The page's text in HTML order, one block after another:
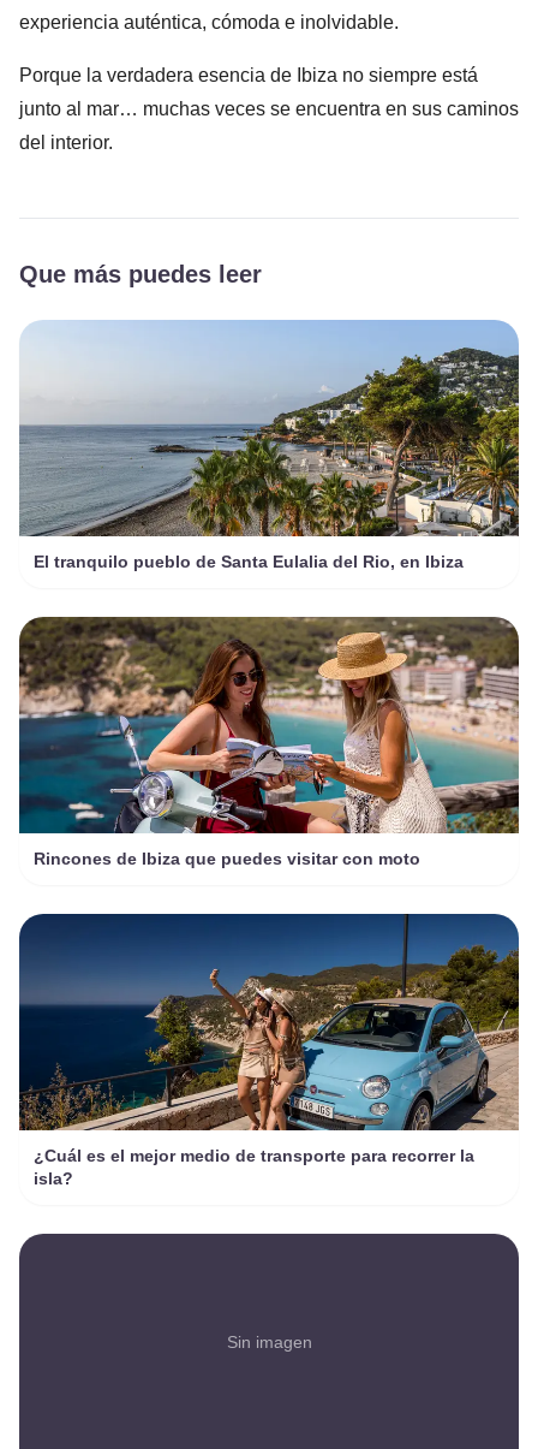
experiencia auténtica, cómoda e inolvidable.
Porque la verdadera esencia de Ibiza no siempre está
junto al mar… muchas veces se encuentra en sus caminos
del interior.
Que más puedes leer
El tranquilo pueblo de Santa Eulalia del Rio, en Ibiza
Rincones de Ibiza que puedes visitar con moto
¿Cuál es el mejor medio de transporte para recorrer la
isla?
Sin imagen